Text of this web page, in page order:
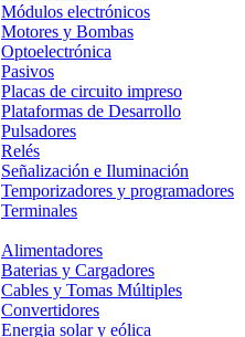
Módulos electrónicos
Motores y Bombas
Optoelectrónica
Pasivos
Placas de circuito impreso
Plataformas de Desarrollo
Pulsadores
Relés
Señalización e Iluminación
Temporizadores y programadores
Terminales
Alimentadores
Baterias y Cargadores
Cables y Tomas Múltiples
Convertidores
Energia solar y eólica